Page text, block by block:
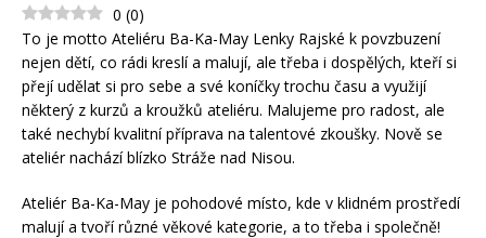
0 (0)
To je motto Ateliéru Ba-Ka-May Lenky Rajské k povzbuzení
nejen dětí, co rádi kreslí a malují, ale třeba i dospělých, kteří si
přejí udělat si pro sebe a své koníčky trochu času a využijí
některý z kurzů a kroužků ateliéru. Malujeme pro radost, ale
také nechybí kvalitní příprava na talentové zkoušky. Nově se
ateliér nachází blízko Stráže nad Nisou.
Ateliér Ba-Ka-May je pohodové místo, kde v klidném prostředí
malují a tvoří různé věkové kategorie, a to třeba i společně!